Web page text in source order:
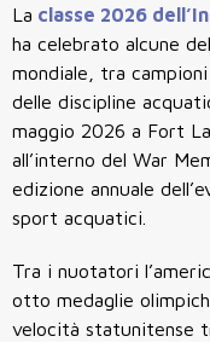
La classe 2026
ha celebrato alcune
mondiale, tra
delle discipline
maggio 2026 a Fort
all’interno del War
edizione annuale
sport acquatici.
Tra i nuotatori
otto medaglie
velocità statunitense